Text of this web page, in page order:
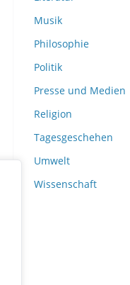
Musik
Philosophie
Politik
Presse und Medien
Religion
Tagesgeschehen
Umwelt
Wissenschaft